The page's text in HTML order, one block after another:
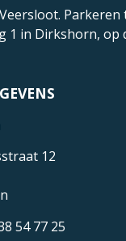
1 in Dirkshorn, op
12
54 77 25